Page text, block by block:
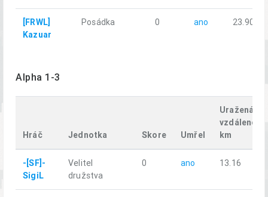
[FRWL]
Kazuar
Posádka 0 ano 23.90
Alpha 1-3
Hráč Jednotka Skore Umřel
Uražená
vzdálenost,
km
-[SF]-
SigiL
Velitel
družstva
0 ano 13.16